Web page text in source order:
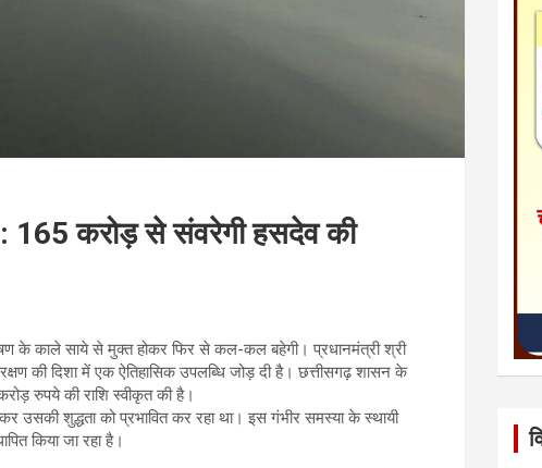
165 करोड़ से संवरेगी हसदेव की
के काले साये से मुक्त होकर फिर से कल-कल बहेगी। प्रधानमंत्री श्री
की दिशा में एक ऐतिहासिक उपलब्धि जोड़ दी है। छत्तीसगढ़ शासन के
रुपये की राशि स्वीकृत की है।
शुद्धता को प्रभावित कर रहा था। इस गंभीर समस्या के स्थायी
किया जा रहा है।